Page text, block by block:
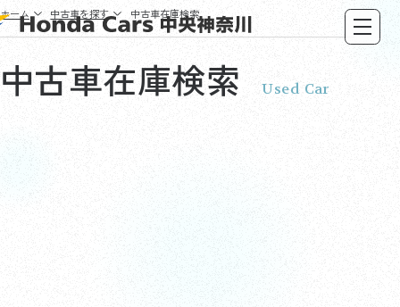
ホーム 中古車を探す 中古車在庫検索
中古車在庫検索 Used Car